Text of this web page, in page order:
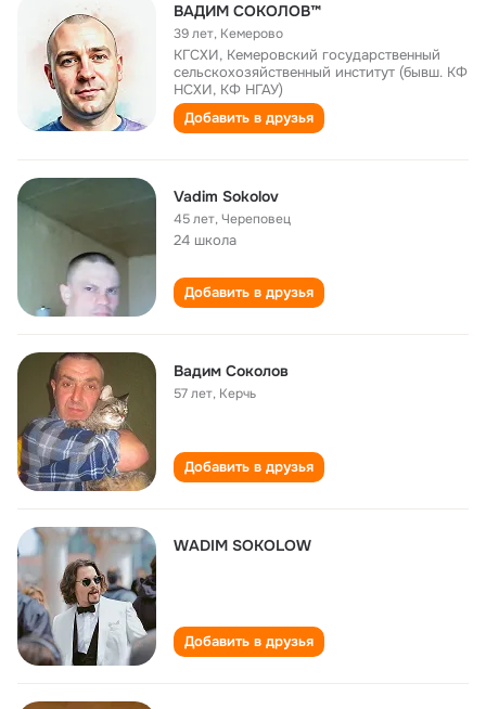
ВАДИМ СОКОЛОВ™
39 лет, Кемерово
КГСХИ, Кемеровский государственный
сельскохозяйственный институт (бывш. КФ
НСХИ, КФ НГАУ)
Добавить в друзья
Vadim Sokolov
45 лет,Череповец
24 школа
Добавить в друзья
Вадим Соколов
57 лет, Керчь
Добавить в друзья
WADIM SOKOLOW
Добавить в друзья